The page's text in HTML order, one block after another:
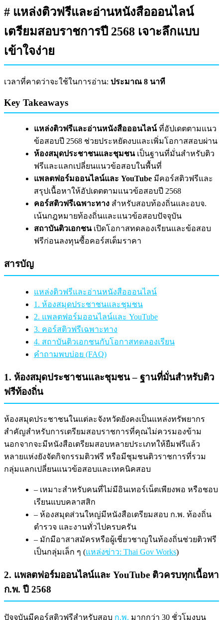
# แหล่งติวฟรีและอ่านหนังสือออนไลน์
เตรียมสอบราชการปี 2568 เจาะลึกแบบ
เข้าใจง่าย
เวลาที่คาดว่าจะใช้ในการอ่าน: ประมาณ 8 นาที
Key Takeaways
แหล่งติวฟรีและอ่านหนังสือออนไลน์ที่อัปเดตตามแนว
ข้อสอบปี 2568 ช่วยประหยัดงบและเพิ่มโอกาสสอบผ่าน
ห้องสมุดประชาชนและชุมชนเป็นฐานที่มั่นสำหรับติว
ฟรีและแลกเปลี่ยนแนวข้อสอบในพื้นที่
แพลตฟอร์มออนไลน์และ YouTube มีคอร์สติวฟรีและ
สรุปเนื้อหาให้อัปเดตตามแนวข้อสอบปี 2568
คอร์สติวฟรีเฉพาะทาง สำหรับสอบท้องถิ่นและอบจ.
เน้นกฎหมายท้องถิ่นและแนวข้อสอบปัจจุบัน
สถาบันติวเอกชนเปิดโอกาสทดลองเรียนและข้อสอบ
ฟรีก่อนลงทุนซื้อคอร์สเต็มราคา
สารบัญ
แหล่งติวฟรีและอ่านหนังสือออนไลน์
1. ห้องสมุดประชาชนและชุมชน
2. แพลตฟอร์มออนไลน์และ YouTube
3. คอร์สติวฟรีเฉพาะทาง
4. สถาบันติวเอกชนกับโอกาสทดลองเรียน
คำถามพบบ่อย (FAQ)
1. ห้องสมุดประชาชนและชุมชน – ฐานที่มั่นสำหรับติว
ฟรีท้องถิ่น
ห้องสมุดประชาชนในแต่ละจังหวัดยังคงเป็นแหล่งทรัพยากร
สำคัญสำหรับการเตรียมสอบราชการที่คุณไม่ควรมองข้าม
นอกจากจะมีหนังสือเตรียมสอบหลายประเภทให้ยืมฟรีแล้ว
หลายแห่งยังจัดกิจกรรมติวฟรี หรือมีชุมชนติวราชการที่รวม
กลุ่มแลกเปลี่ยนแนวข้อสอบและเทคนิคสอบ
– เหมาะสำหรับคนที่ไม่มีอินเทอร์เน็ตเพียงพอ หรือชอบ
เรียนแบบคลาสสิก
– ห้องสมุดส่วนใหญ่มีหนังสือเตรียมสอบ ก.พ. ท้องถิ่น
ตำรวจ และงานทั่วไปครบครัน
– มักมีอาสาสมัครหรือผู้เชี่ยวชาญในท้องถิ่นช่วยติวฟรี
เป็นกลุ่มเล็ก ๆ (แหล่งข่าว: Thai Gov Works)
2. แพลตฟอร์มออนไลน์และ YouTube ติวครบทุกเนื้อหา
ก.พ. ปี 2568
ปัจจุบันมีคอร์สติวฟรีสำหรับสอบ ก.พ. มากกว่า 30 ชั่วโมงบน